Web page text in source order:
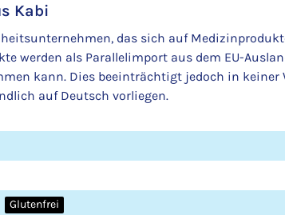
Kabi
das sich auf
werden als Parallelimport aus dem EU-
kann. Dies beeinträchtigt jedoch in
auf Deutsch vorliegen.
Glutenfrei